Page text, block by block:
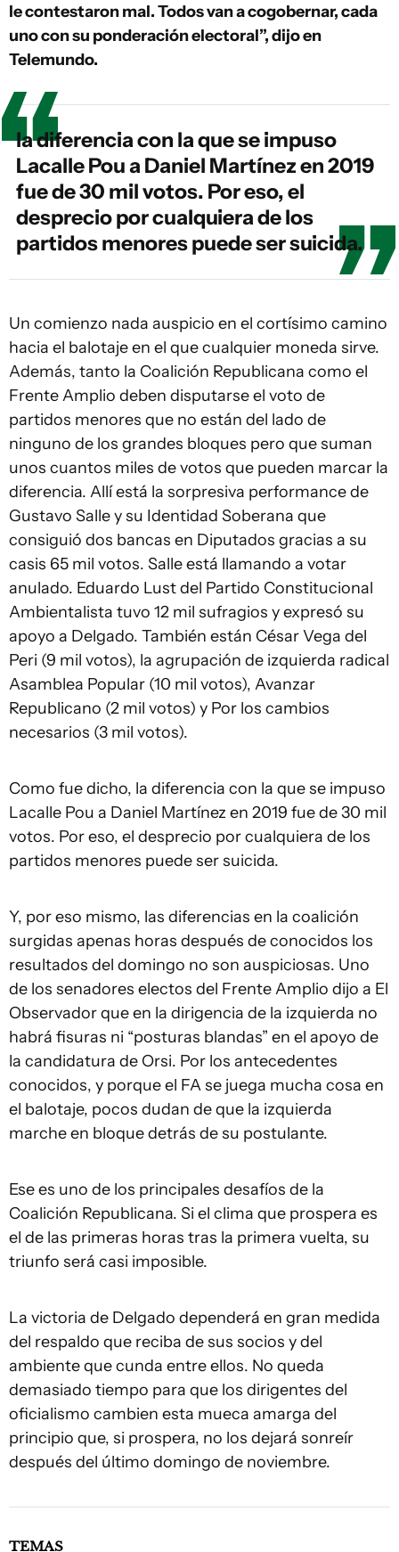
le contestaron mal. Todos van a cogobernar, cada
uno con su ponderación electoral”, dijo en
Telemundo.
la diferencia con la que se impuso
Lacalle Pou a Daniel Martínez en 2019
fue de 30 mil votos. Por eso, el
desprecio por cualquiera de los
partidos menores puede ser suicida.
Un comienzo nada auspicio en el cortísimo camino
hacia el balotaje en el que cualquier moneda sirve.
Además, tanto la Coalición Republicana como el
Frente Amplio deben disputarse el voto de
partidos menores que no están del lado de
ninguno de los grandes bloques pero que suman
unos cuantos miles de votos que pueden marcar la
diferencia. Allí está la sorpresiva performance de
Gustavo Salle y su Identidad Soberana que
consiguió dos bancas en Diputados gracias a su
casis 65 mil votos. Salle está llamando a votar
anulado. Eduardo Lust del Partido Constitucional
Ambientalista tuvo 12 mil sufragios y expresó su
apoyo a Delgado. También están César Vega del
Peri (9 mil votos), la agrupación de izquierda radical
Asamblea Popular (10 mil votos), Avanzar
Republicano (2 mil votos) y Por los cambios
necesarios (3 mil votos).
Como fue dicho, la diferencia con la que se impuso
Lacalle Pou a Daniel Martínez en 2019 fue de 30 mil
votos. Por eso, el desprecio por cualquiera de los
partidos menores puede ser suicida.
Y, por eso mismo, las diferencias en la coalición
surgidas apenas horas después de conocidos los
resultados del domingo no son auspiciosas. Uno
de los senadores electos del Frente Amplio dijo a El
Observador que en la dirigencia de la izquierda no
habrá fisuras ni “posturas blandas” en el apoyo de
la candidatura de Orsi. Por los antecedentes
conocidos, y porque el FA se juega mucha cosa en
el balotaje, pocos dudan de que la izquierda
marche en bloque detrás de su postulante.
Ese es uno de los principales desafíos de la
Coalición Republicana. Si el clima que prospera es
el de las primeras horas tras la primera vuelta, su
triunfo será casi imposible.
La victoria de Delgado dependerá en gran medida
del respaldo que reciba de sus socios y del
ambiente que cunda entre ellos. No queda
demasiado tiempo para que los dirigentes del
oficialismo cambien esta mueca amarga del
principio que, si prospera, no los dejará sonreír
después del último domingo de noviembre.
TEMAS